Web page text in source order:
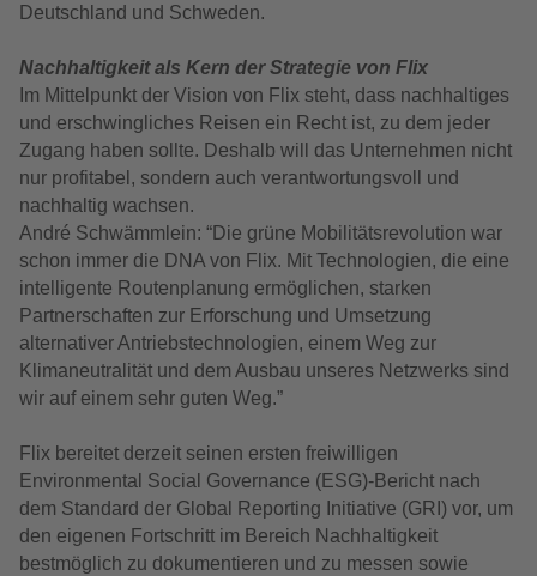
Deutschland und Schweden.
Nachhaltigkeit als Kern der Strategie von Flix
Im Mittelpunkt der Vision von Flix steht, dass nachhaltiges
und erschwingliches Reisen ein Recht ist, zu dem jeder
Zugang haben sollte. Deshalb will das Unternehmen nicht
nur profitabel, sondern auch verantwortungsvoll und
nachhaltig wachsen.
André Schwämmlein: “Die grüne Mobilitätsrevolution war
schon immer die DNA von Flix. Mit Technologien, die eine
intelligente Routenplanung ermöglichen, starken
Partnerschaften zur Erforschung und Umsetzung
alternativer Antriebstechnologien, einem Weg zur
Klimaneutralität und dem Ausbau unseres Netzwerks sind
wir auf einem sehr guten Weg.”
Flix bereitet derzeit seinen ersten freiwilligen
Environmental Social Governance (ESG)-Bericht nach
dem Standard der Global Reporting Initiative (GRI) vor, um
den eigenen Fortschritt im Bereich Nachhaltigkeit
bestmöglich zu dokumentieren und zu messen sowie